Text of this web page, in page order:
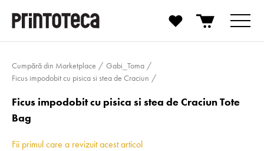
Cumpără din Marketplace
Gabi_Toma
Ficus impodobit cu pisica si stea de Craciun
Ficus impodobit cu pisica si stea de Craciun Tote
Bag
Fii primul care a revizuit acest articol